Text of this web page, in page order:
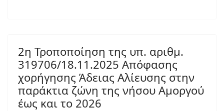
2η Τροποποίηση της υπ. αριθμ.
319706/18.11.2025 Απόφασης
χορήγησης Άδειας Αλίευσης στην
παράκτια ζώνη της νήσου Αμοργού
έως και το 2026